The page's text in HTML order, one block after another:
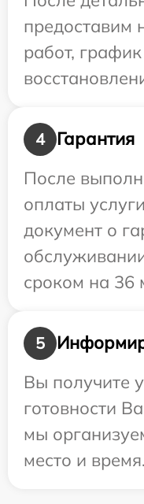
предоставим
работ,
4
Гарантия
После
оплаты
документ о
сроком на 36
5
Вы получите
готовности
мы
место и время.